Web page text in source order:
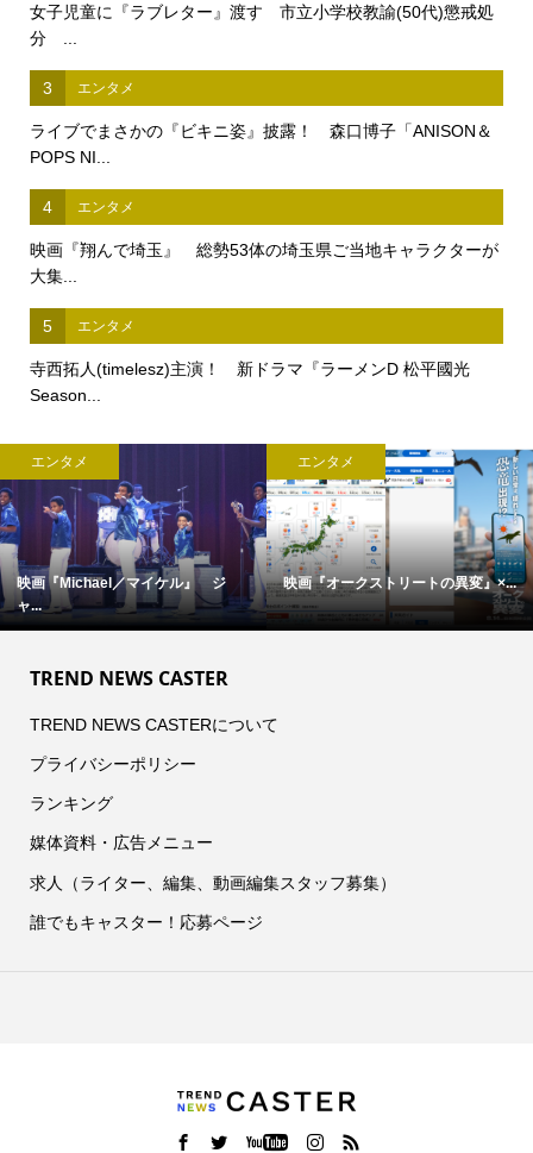
女子児童に『ラブレター』渡す 市立小学校教諭(50代)懲戒処
分 ...
3 エンタメ
ライブでまさかの『ビキニ姿』披露！ 森口博子「ANISON＆
POPS NI...
4 エンタメ
映画『翔んで埼玉』 総勢53体の埼玉県ご当地キャラクターが
大集...
5 エンタメ
寺西拓人(timelesz)主演！ 新ドラマ『ラーメンD 松平國光
Season...
エンタメ
映画『Michael／マイケル』 ジ
ャ...
エンタメ
映画『オークストリートの異変』×...
TREND NEWS CASTER
TREND NEWS CASTERについて
プライバシーポリシー
ランキング
媒体資料・広告メニュー
求人（ライター、編集、動画編集スタッフ募集）
誰でもキャスター！応募ページ